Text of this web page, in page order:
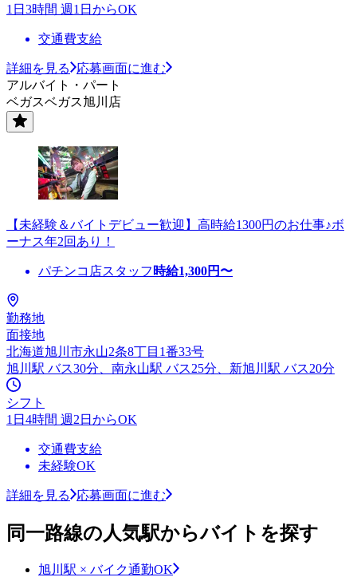
1日3時間 週1日からOK
交通費支給
詳細を見る
応募画面に進む
アルバイト・パート
ベガスベガス旭川店
【未経験＆バイトデビュー歓迎】高時給1300円のお仕事♪ボ
ーナス年2回あり！
パチンコ店スタッフ 時給1,300円〜
勤務地
面接地
北海道旭川市永山2条8丁目1番33号
旭川駅 バス30分、南永山駅 バス25分、新旭川駅 バス20分
シフト
1日4時間 週2日からOK
交通費支給
未経験OK
詳細を見る 応募画面に進む
同一路線の人気駅からバイトを探す
旭川駅 × バイク通勤OK